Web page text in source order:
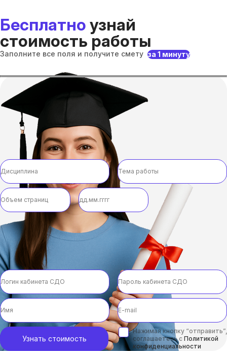
Бесплатно узнай
стоимость работы
Заполните все поля и получите смету за 1 минуту
Узнать стоимость
Нажимая кнопку
соглашаетесь с Политикой
конфиденциальности